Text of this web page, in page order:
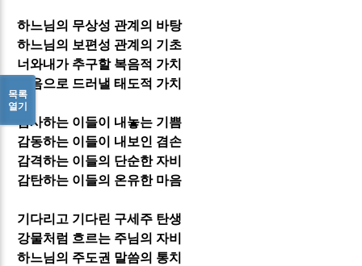
하느님의 무상성 관계의 바탕
하느님의 보편성 관계의 기초
너와내가 추구할 복음적 가치
믿음으로 드러낼 태도적 가치
감사하는 이들이 내놓는 기쁨
감동하는 이들이 내보인 겸손
감격하는 이들의 단순한 자비
감탄하는 이들의 온유한 마음
기다리고 기다린 구세주 탄생
강물처럼 흐르는 주님의 자비
하느님의 주도권 말씀의 통치
목록
열기